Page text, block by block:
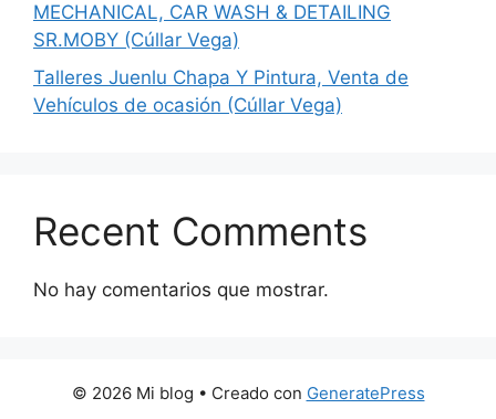
MECHANICAL, CAR WASH & DETAILING
SR.MOBY (Cúllar Vega)
Talleres Juenlu Chapa Y Pintura, Venta de
Vehículos de ocasión (Cúllar Vega)
Recent Comments
No hay comentarios que mostrar.
© 2026 Mi blog • Creado con GeneratePress